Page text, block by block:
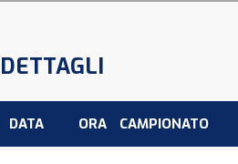
DETTAGLI
DATA ORA CAMPIONATO